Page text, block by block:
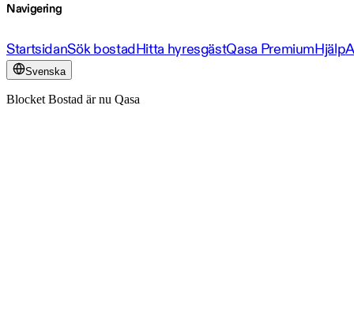
Navigering
StartsidanSök bostadHitta hyresgästQasa PremiumHjälp
Svenska
Blocket Bostad är nu Qasa